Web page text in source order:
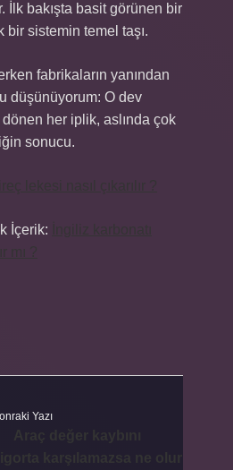
İlk bakışta basit görünen bir
bir sistemin temel taşı.
fabrikaların yanından
düşünüyorum: O dev
her iplik, aslında çok
sonucu.
İçerik:
Yazı